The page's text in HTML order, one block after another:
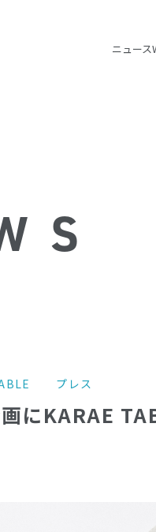
ニュース
プレス
にKARAE